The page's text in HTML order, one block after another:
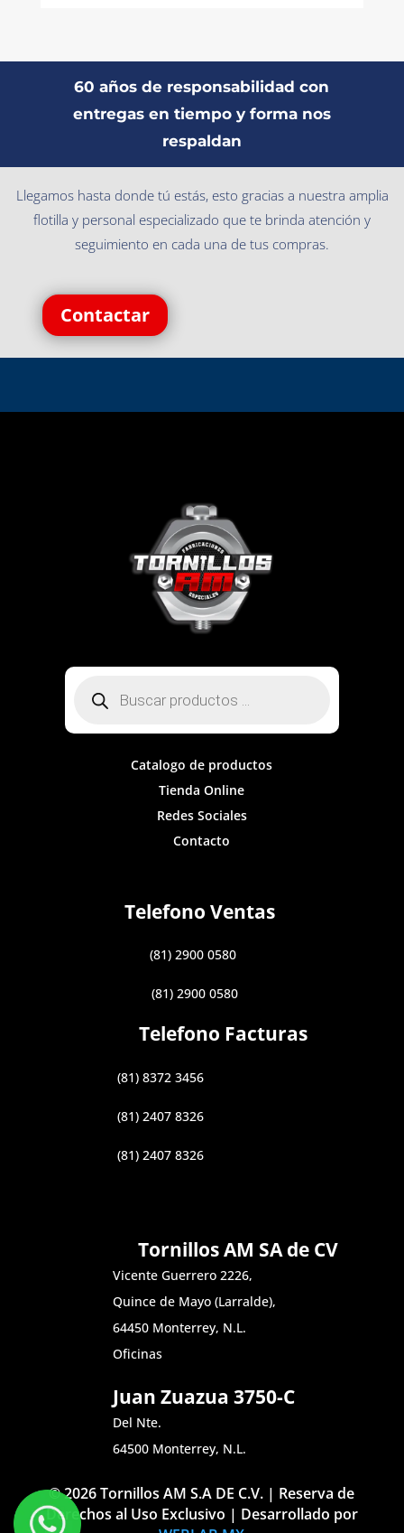
60 años de responsabilidad con
entregas en tiempo y forma nos
respaldan
Llegamos hasta donde tú estás, esto gracias a nuestra amplia
flotilla y personal especializado que te brinda atención y
seguimiento en cada una de tus compras.
Contactar
productos
Catalogo de productos
Tienda Online
Redes Sociales
Contacto
Telefono Ventas
(81) 2900 0580
(81) 2900 0580
Telefono Facturas
(81) 8372 3456
(81) 2407 8326
(81) 2407 8326
Tornillos AM SA de CV
Vicente Guerrero 2226,
Quince de Mayo (Larralde),
64450 Monterrey, N.L.
Oficinas
Juan Zuazua 3750-C
Del Nte.
64500 Monterrey, N.L.
© 2026 Tornillos AM S.A DE C.V. | Reserva de
Derechos al Uso Exclusivo | Desarrollado por